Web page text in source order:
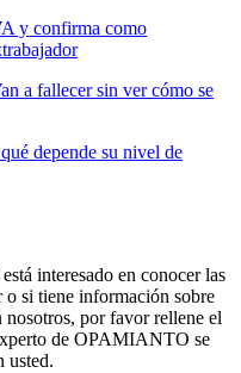
y confirma como
a fallecer sin ver cómo se
depende su nivel de
interesado en conocer las
o si tiene información sobre
nosotros, por favor rellene el
de OPAMIANTO se
usted.